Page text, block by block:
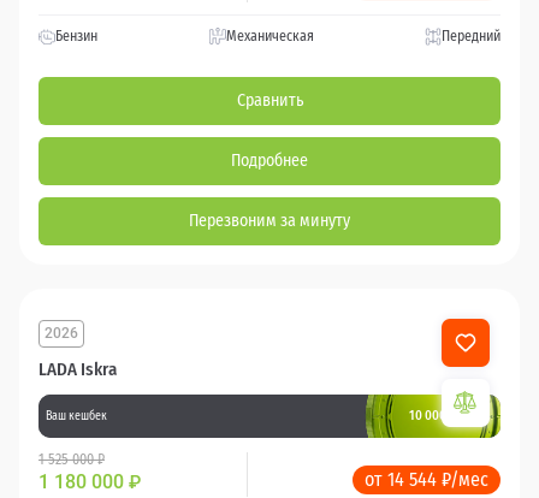
Бензин Механическая Передний
Сравнить
Подробнее
Перезвоним за минуту
LADA Iskra
2026
Ваш кешбек 10 000 баллов
1 525 000 ₽
1 180 000 ₽ от 14 544 ₽/мес